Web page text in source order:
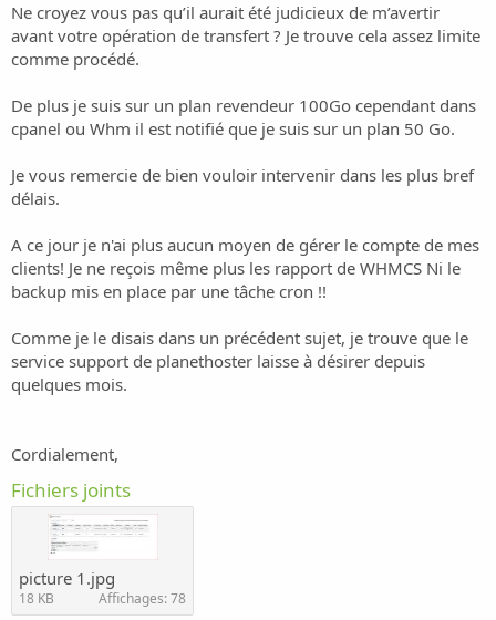
Ne croyez vous pas qu’il aurait été judicieux de m’avertir
avant votre opération de transfert ? Je trouve cela assez limite
comme procédé.
De plus je suis sur un plan revendeur 100Go cependant dans
cpanel ou Whm il est notifié que je suis sur un plan 50 Go.
Je vous remercie de bien vouloir intervenir dans les plus bref
délais.
A ce jour je n'ai plus aucun moyen de gérer le compte de mes
clients! Je ne reçois même plus les rapport de WHMCS Ni le
backup mis en place par une tâche cron !!
Comme je le disais dans un précédent sujet, je trouve que le
service support de planethoster laisse à désirer depuis
quelques mois.
Cordialement,
Fichiers joints
picture 1.jpg
18 KB Affichages: 78